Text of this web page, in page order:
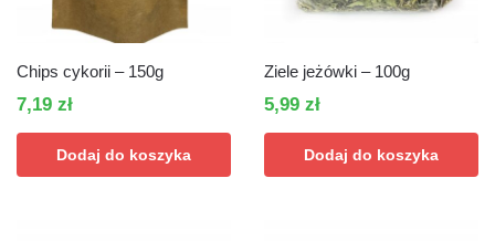
Chips cykorii – 150g
7,19 zł
Dodaj do koszyka
Ziele jeżówki – 100g
5,99 zł
Dodaj do koszyka